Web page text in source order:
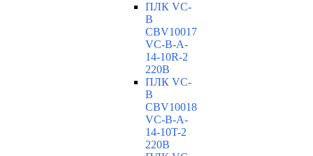
ПЛК VC-
B
CBV10017
VC-В-A-
14-10R-2
220В
ПЛК VC-
B
CBV10018
VC-В-A-
14-10T-2
220В